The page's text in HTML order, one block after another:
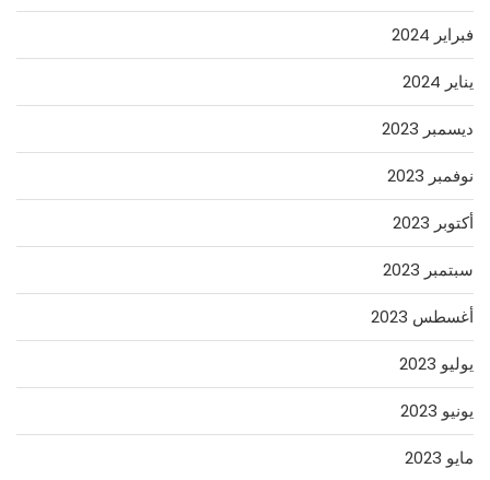
فبراير 2024
يناير 2024
ديسمبر 2023
نوفمبر 2023
أكتوبر 2023
سبتمبر 2023
أغسطس 2023
يوليو 2023
يونيو 2023
مايو 2023